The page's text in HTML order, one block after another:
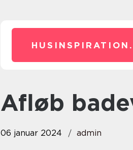
HUSINSPIRATION.
afløb
06 januar 2024 admin